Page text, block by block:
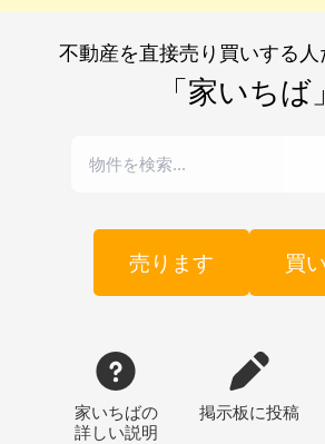
不動産を直接売り買いする
「家いちば」
売ります 買
家いちばの
詳しい説明
掲示板に投稿